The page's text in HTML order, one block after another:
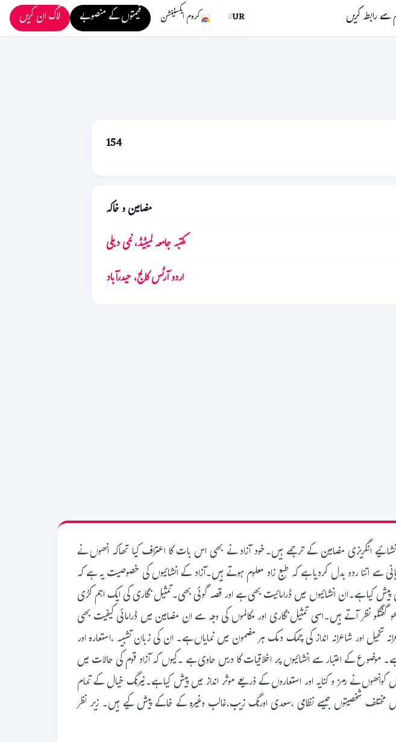
رابطہ کریں UR کروم ایکسٹینشن قیمتوں کے منصوبے لاگ ان کریں
154
مضامين و خاكه
مکتبہ جامعہ لمیٹیڈ، نئی دہلی
اردو آرٹس کالج، حیدرآباد
انگریزی مضامین کے ترجمے ہیں۔خود آزاد نے بھی اس بات کا اعتراف کیا تھاکہ انھوں نے
سے اتنا ردو بدل کردیا ہے کہ طبع زاد معلوم ہوتے ہیں۔آزاد کے انشائیوں کی خصوصیت یہ ہے کہ
کیا ہے۔ان انشائیوں میں ڈرامائیت بھی ہے اور قصہ گوئی بھی۔تمثیل نگاری کی ایک اہم کڑی
نظر آتے ہیں۔اسی تمثیل نگاری اور مکالموں کی وجہ سے ان مضامین میں ڈرامائی کیفیت بھی
تخیل اور شاعرانہ انداز کی چمک دمک ہر مضمون میں نمایاں ہے۔ ان کی زبان تشبیہ ،استعارہ اور
موضوع کے اعتبار سے انشائیوں پر اخلاقیات کا درس حاوی ہے ۔کیوں کہ آزاد قوم کی حالات میں
نے رمز و کنایہ اور استعاروں کے ذریعے موثر انداز میں پیش کیا ہے۔نیرنگ خیال کے تمام
مختلف شخصیتوں جیسے نظامی ،سعدی اورنگ زیب،غالب وغیرہ کے خاکے پیش کیے ہیں۔ زیر نظر